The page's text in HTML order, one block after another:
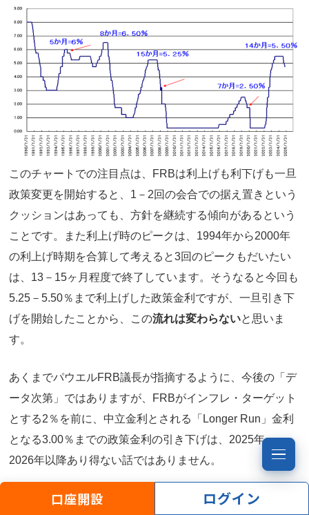
口座開設 ログイン
このチャートでの注目点は、FRBは利上げも利下げも一旦
政策変更を開始すると、1－2回の会合での据え置きという
クッションはあっても、方針を継続する傾向があるという
ことです。また利上げ時のピークは、1994年から2000年
の利上げ時期を合算して考えると3回のピークもだいたい
は、13－15ヶ月程度で終了しています。そうなると今回も
5.25－5.50％まで利上げした政策金利ですが、一旦引き下
げを開始したことから、この流れは変わらないと思いま
す。
あくまでパウエルFRB議長が指摘するように、今後の「デ
ータ次第」ではありますが、FRBがインフレ・ターゲット
とする2％を前に、中立金利とされる「Longer Run」金利
となる3.00％までの政策金利の引き下げは、2025年、
2026年以降あり得ない話ではありません。
加えて米長期金利の動向もチェックしておきましょう。以